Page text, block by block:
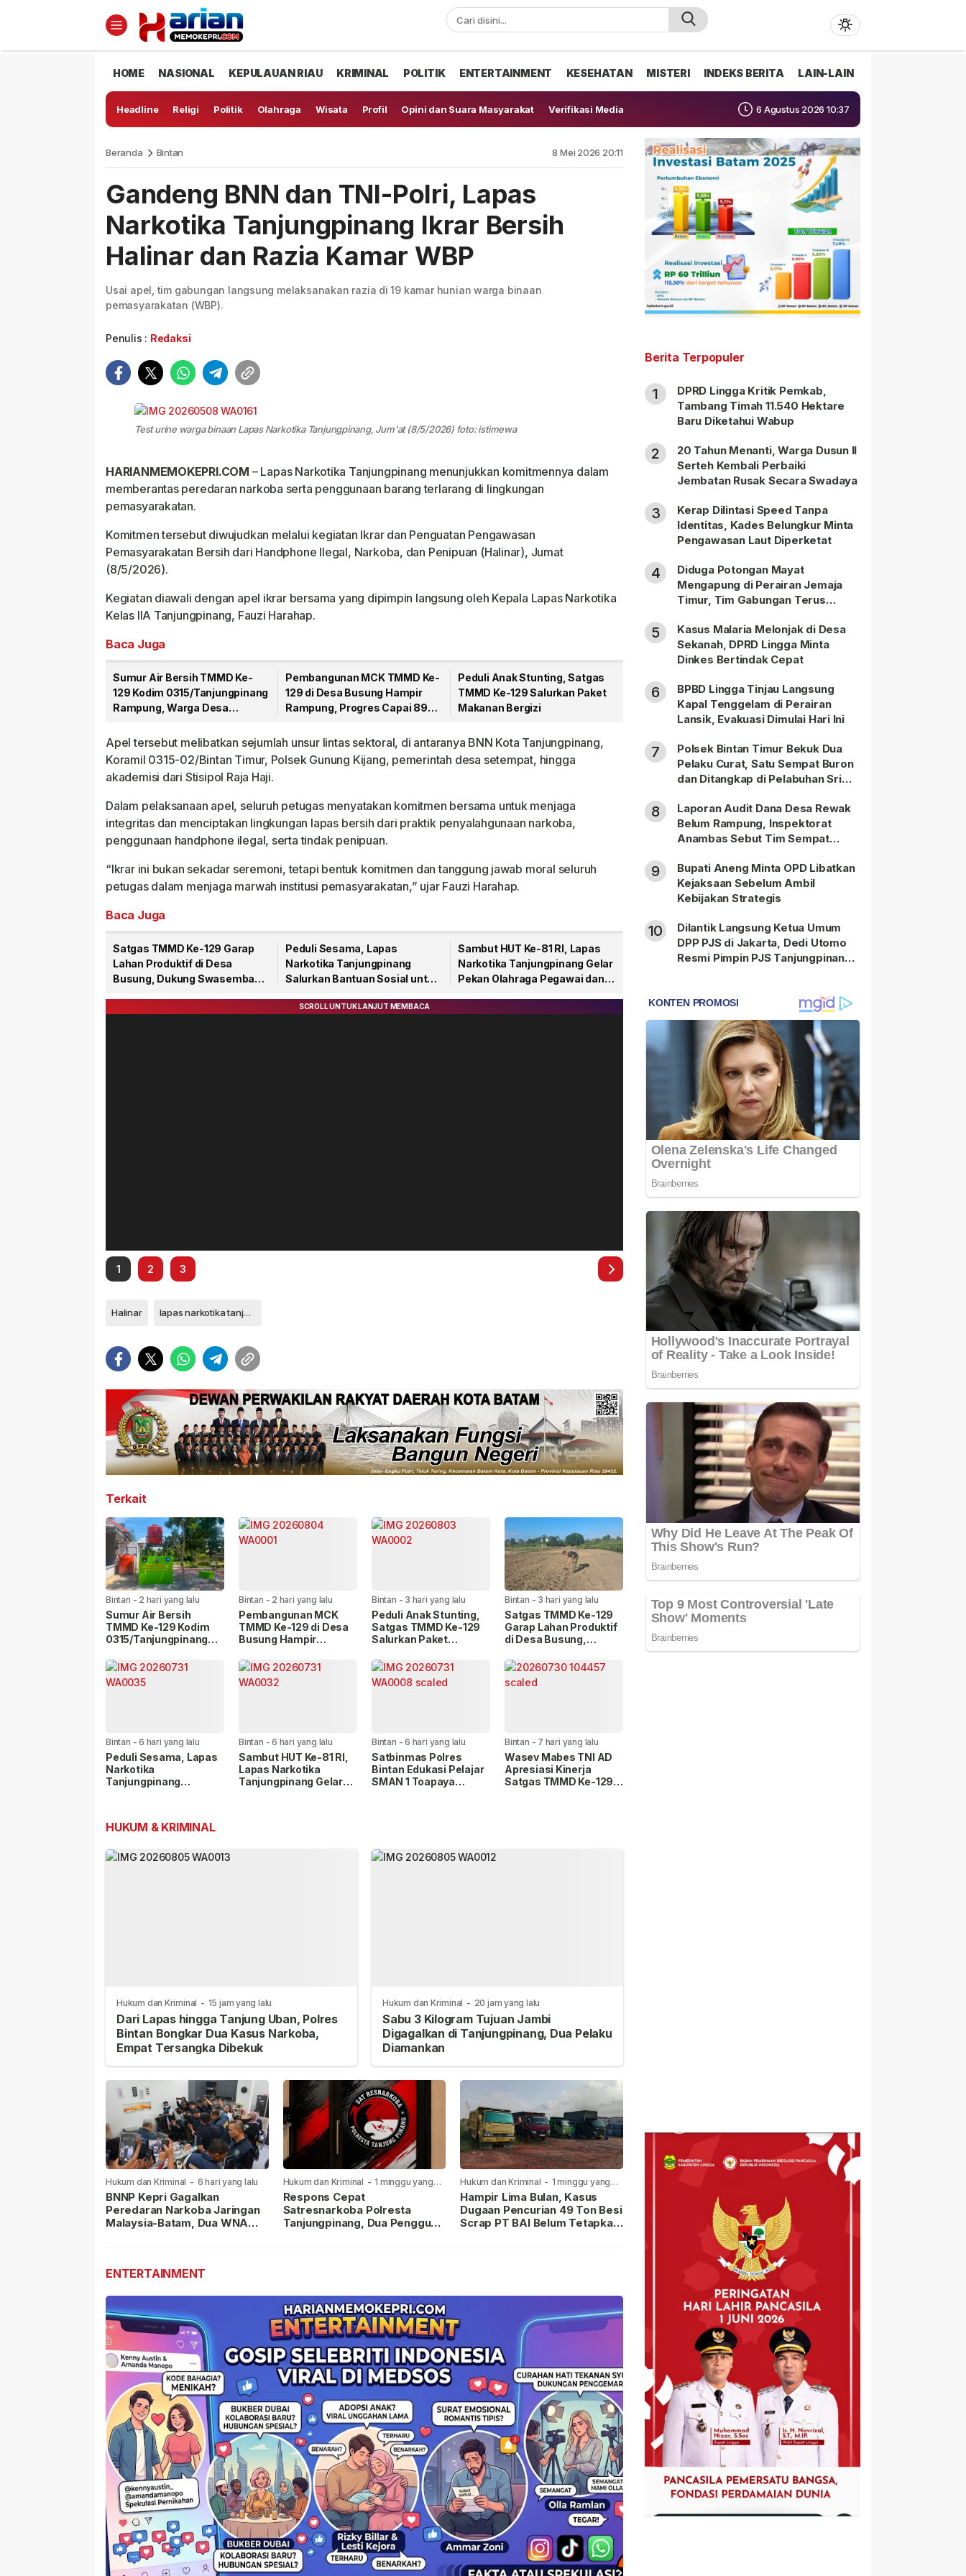
HOME NASIONAL KEPULAUAN RIAU KRIMINAL POLITIK ENTERTAINMENT KESEHATAN MISTERI INDEKS BERITA LAIN-LAIN
Headline Religi Politik Olahraga Wisata Profil Opini dan Suara Masyarakat Verifikasi Media 6 Agustus 2026 10:37
Beranda Bintan 8 Mei 2026 20:11
Gandeng BNN dan TNI-Polri, Lapas
Narkotika Tanjungpinang Ikrar Bersih
Halinar dan Razia Kamar WBP
Usai apel, tim gabungan langsung melaksanakan razia di 19 kamar hunian warga binaan
pemasyarakatan (WBP).
Penulis : Redaksi
Test urine warga binaan Lapas Narkotika Tanjungpinang, Jum'at (8/5/2026) foto: istimewa
HARIANMEMOKEPRI.COM – Lapas Narkotika Tanjungpinang menunjukkan komitmennya dalam
memberantas peredaran narkoba serta penggunaan barang terlarang di lingkungan
pemasyarakatan.
Komitmen tersebut diwujudkan melalui kegiatan Ikrar dan Penguatan Pengawasan
Pemasyarakatan Bersih dari Handphone Ilegal, Narkoba, dan Penipuan (Halinar), Jumat
(8/5/2026).
Kegiatan diawali dengan apel ikrar bersama yang dipimpin langsung oleh Kepala Lapas Narkotika
Kelas IIA Tanjungpinang, Fauzi Harahap.
Baca Juga
Sumur Air Bersih TMMD Ke-
129 Kodim 0315/Tanjungpinang
Rampung, Warga Desa
Akses Air Bersih
Pembangunan MCK TMMD Ke-
129 di Desa Busung Hampir
Rampung, Progres Capai 89
Peduli Anak Stunting, Satgas
TMMD Ke-129 Salurkan Paket
Makanan Bergizi
Apel tersebut melibatkan sejumlah unsur lintas sektoral, di antaranya BNN Kota Tanjungpinang,
Koramil 0315-02/Bintan Timur, Polsek Gunung Kijang, pemerintah desa setempat, hingga
akademisi dari Stisipol Raja Haji.
Dalam pelaksanaan apel, seluruh petugas menyatakan komitmen bersama untuk menjaga
integritas dan menciptakan lingkungan lapas bersih dari praktik penyalahgunaan narkoba,
penggunaan handphone ilegal, serta tindak penipuan.
“Ikrar ini bukan sekadar seremoni, tetapi bentuk komitmen dan tanggung jawab moral seluruh
petugas dalam menjaga marwah institusi pemasyarakatan,” ujar Fauzi Harahap.
Baca Juga
Satgas TMMD Ke-129 Garap
Lahan Produktif di Desa
Busung, Dukung Swasembada
Peduli Sesama, Lapas
Narkotika Tanjungpinang
Salurkan Bantuan Sosial untuk
Sambut HUT Ke-81 RI, Lapas
Narkotika Tanjungpinang Gelar
Pekan Olahraga Pegawai dan
1 2 3
Halinar lapas narkotika tanjungpinang
Terkait
Bintan - 2 hari yang lalu
Sumur Air Bersih
TMMD Ke-129 Kodim
0315/Tanjungpinang
Lancang Kuning Kini
Nikmati Akses Air
Bersih
Bintan - 2 hari yang lalu
Pembangunan MCK
TMMD Ke-129 di Desa
Busung Hampir
Capai 89 Persen
Bintan - 3 hari yang lalu
Peduli Anak Stunting,
Satgas TMMD Ke-129
Salurkan Paket
Bintan - 3 hari yang lalu
Satgas TMMD Ke-129
Garap Lahan Produktif
di Desa Busung,
Pangan
Bintan -6 hari yang lalu
Peduli Sesama, Lapas
Narkotika
Tanjungpinang
Bintan -6 hari yang lalu
Sambut HUT Ke-81 RI,
Lapas Narkotika
Tanjungpinang Gelar
Bintan -6 hari yang lalu
Satbinmas Polres
Bintan Edukasi Pelajar
SMAN 1 Toapaya
Bintan - 7 hari yang lalu
Wasev Mabes TNI AD
Apresiasi Kinerja
Satgas TMMD Ke-129
HUKUM & KRIMINAL
Hukum dan Kriminal - 15 jam yang lalu
Dari Lapas hingga Tanjung Uban, Polres
Bintan Bongkar Dua Kasus Narkoba,
Empat Tersangka Dibekuk
Hukum dan Kriminal - 20 jam yang lalu
Sabu 3 Kilogram Tujuan Jambi
Digagalkan di Tanjungpinang, Dua Pelaku
Diamankan
Hukum dan Kriminal - 6 hari yang lalu
BNNP Kepri Gagalkan
Peredaran Narkoba Jaringan
Malaysia-Batam, Dua WNA
Hukum dan Kriminal - 1 minggu yang
lalu
Respons Cepat
Satresnarkoba Polresta
Tanjungpinang, Dua Pengguna
Hukum dan Kriminal - 1 minggu yang
lalu
Hampir Lima Bulan, Kasus
Dugaan Pencurian 49 Ton Besi
Scrap PT BAI Belum Tetapkan
ENTERTAINMENT
Berita Terpopuler
1
DPRD Lingga Kritik Pemkab,
Tambang Timah 11.540 Hektare
Baru Diketahui Wabup
2
20 Tahun Menanti, Warga Dusun II
Serteh Kembali Perbaiki
Jembatan Rusak Secara Swadaya
3
Kerap Dilintasi Speed Tanpa
Identitas, Kades Belungkur Minta
Pengawasan Laut Diperketat
4
Diduga Potongan Mayat
Mengapung di Perairan Jemaja
Timur, Tim Gabungan Terus
5
Kasus Malaria Melonjak di Desa
Sekanah, DPRD Lingga Minta
Dinkes Bertindak Cepat
6
BPBD Lingga Tinjau Langsung
Kapal Tenggelam di Perairan
Lansik, Evakuasi Dimulai Hari Ini
7
Polsek Bintan Timur Bekuk Dua
Pelaku Curat, Satu Sempat Buron
dan Ditangkap di Pelabuhan Sri
8
Laporan Audit Dana Desa Rewak
Belum Rampung, Inspektorat
Anambas Sebut Tim Sempat
9
Bupati Aneng Minta OPD Libatkan
Kejaksaan Sebelum Ambil
Kebijakan Strategis
10
Dilantik Langsung Ketua Umum
DPP PJS di Jakarta, Dedi Utomo
Resmi Pimpin PJS Tanjungpinang-